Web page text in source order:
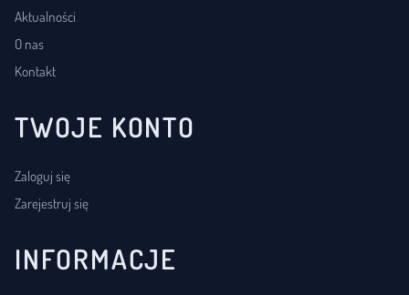
Aktualności
O nas
Kontakt
TWOJE KONTO
Zaloguj się
Zarejestruj się
INFORMACJE